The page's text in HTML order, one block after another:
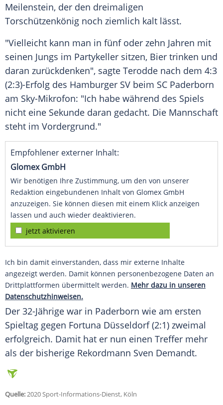
Meilenstein, der den dreimaligen
Torschützenkönig noch ziemlich kalt lässt.
"Vielleicht kann man in fünf oder zehn Jahren mit
seinen Jungs im Partykeller sitzen, Bier trinken und
daran zurückdenken", sagte Terodde nach dem 4:3
(2:3)-Erfolg des Hamburger SV beim SC Paderborn
am Sky-Mikrofon: "Ich habe während des Spiels
nicht eine Sekunde daran gedacht. Die Mannschaft
steht im Vordergrund."
Empfohlener externer Inhalt:
Glomex GmbH
Wir benötigen Ihre Zustimmung, um den von unserer
Redaktion eingebundenen Inhalt von Glomex GmbH
anzuzeigen. Sie können diesen mit einem Klick anzeigen
lassen und auch wieder deaktivieren.
jetzt aktivieren
Ich bin damit einverstanden, dass mir externe Inhalte
angezeigt werden. Damit können personenbezogene Daten an
Drittplattformen übermittelt werden. Mehr dazu in unseren
Datenschutzhinweisen.
Der 32-Jährige war in Paderborn wie am ersten
Spieltag gegen Fortuna Düsseldorf (2:1) zweimal
erfolgreich. Damit hat er nun einen Treffer mehr
als der bisherige Rekordmann Sven Demandt.
Quelle:2020 Sport-Informations-Dienst, Köln